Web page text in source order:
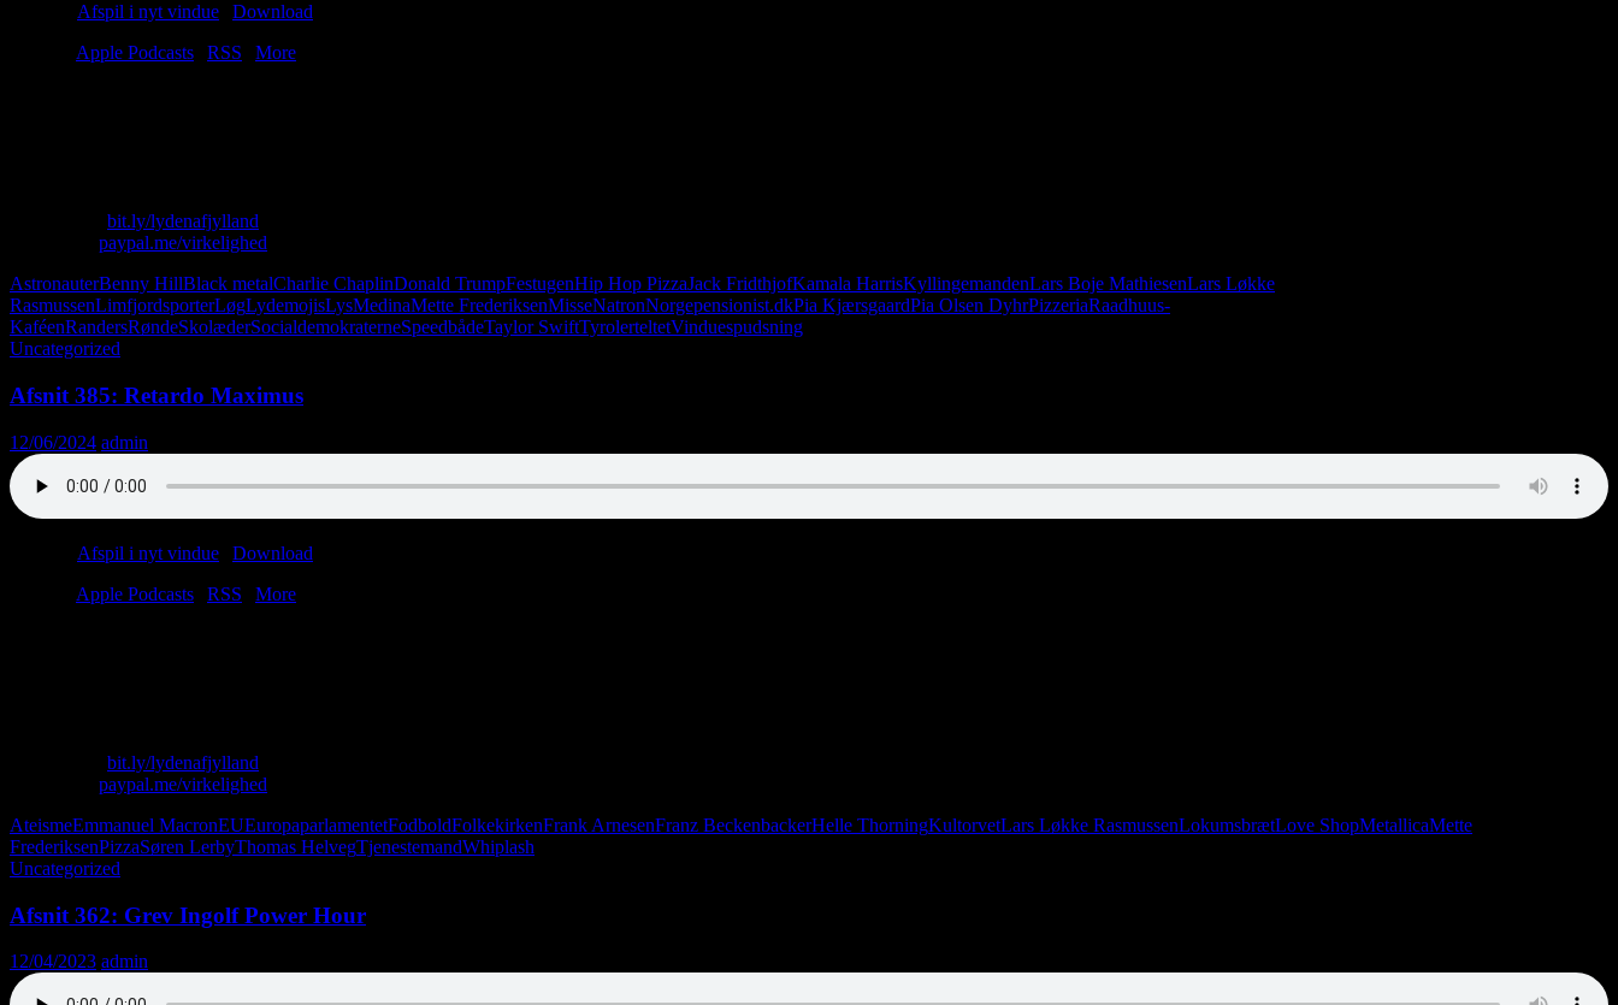
Afspil i nyt vindue Download
Apple Podcasts RSS
More
bit.ly/lydenafjylland
paypal.me/virkelighed
AstronauterBenny HillBlack metalCharlie ChaplinDonald TrumpFestugenHip Hop PizzaJack FridthjofKamala HarrisKyllingemandenLars Boje MathiesenLars Løkke
RasmussenLimfjordsporterLøgLydemojisLysMedinaMette FrederiksenMisseNatronNorgepensionist.dkPia KjærsgaardPia Olsen DyhrPizzeriaRaadhuus-
KaféenRandersRøndeSkolæderSocialdemokraterneSpeedbådeTaylor SwiftTyrolerteltetVinduespudsning
Uncategorized
Afsnit 385: Retardo Maximus
12/06/2024 admin
Afspil i nyt vindue Download
Apple Podcasts RSS
More
bit.ly/lydenafjylland
paypal.me/virkelighed
AteismeEmmanuel MacronEUEuropaparlamentetFodboldFolkekirkenFrank ArnesenFranz BeckenbackerHelle ThorningKultorvetLars Løkke RasmussenLokumsbrætLove ShopMetallicaMette
FrederiksenPizzaSøren LerbyThomas HelvegTjenestemandWhiplash
Uncategorized
Afsnit 362: Grev Ingolf Power Hour
12/04/2023 admin